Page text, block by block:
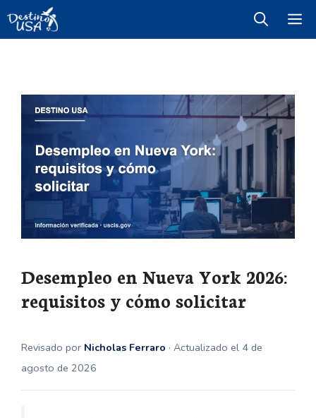
Saltar
Desempleo en Nueva York 2026:
requisitos y cómo solicitar
Revisado por Nicholas Ferraro · Actualizado el 4 de
agosto de 2026